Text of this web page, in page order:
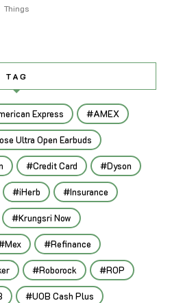
Things
TAG
Express AMEX
Ultra Open Earbuds
Credit Card Dyson
iHerb Insurance
Krungsri Now
Mex Refinance
Roborock ROP
UOB Cash Plus